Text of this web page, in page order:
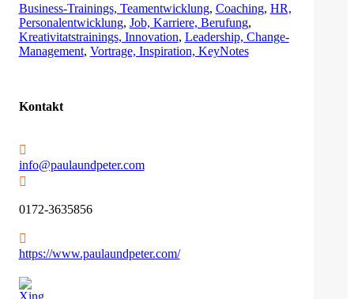
Business-Trainings, Teamentwicklung, Coaching, HR,
Personalentwicklung, Job, Karriere, Berufung,
Kreativitatstrainings, Innovation, Leadership, Change-
Management, Vortrage, Inspiration, KeyNotes
Kontakt
info@paulaundpeter.com
0172-3635856
https://www.paulaundpeter.com/